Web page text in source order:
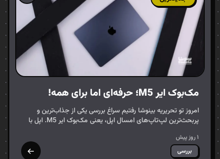
مک‌بوک ایر M5؛ حرفه‌ای اما برای همه!
امروز تو تحریریه بینوشا رفتیم سراغ بررسی یکی از جذاب‌ترین و
پربحث‌ترین لپ‌تاپ‌های امسال اپل، یعنی مک‌بوک ایر M5. اپل با
۱ روز پیش
بررسی